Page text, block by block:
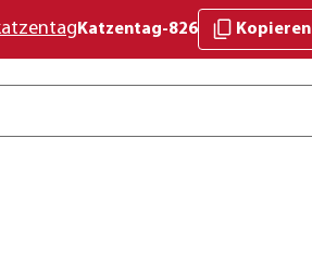
Katzentag-826 Kopieren